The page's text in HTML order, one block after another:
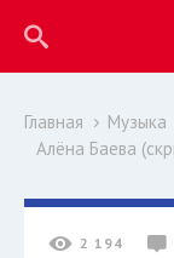
Главная Музыка
Алёна Баева
2 194